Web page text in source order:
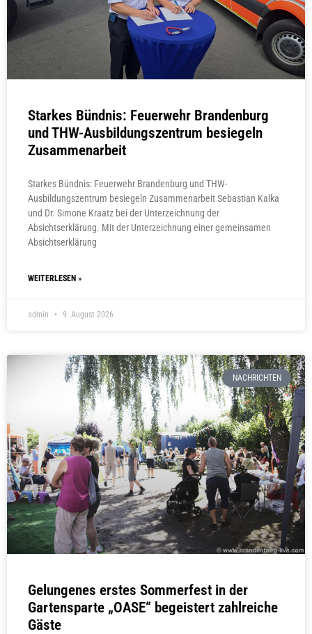
Starkes Bündnis: Feuerwehr Brandenburg
und THW-Ausbildungszentrum besiegeln
Zusammenarbeit
Starkes Bündnis: Feuerwehr Brandenburg und THW-
Ausbildungszentrum besiegeln Zusammenarbeit Sebastian Kalka
und Dr. Simone Kraatz bei der Unterzeichnung der
Absichtserklärung. Mit der Unterzeichnung einer gemeinsamen
Absichtserklärung
WEITERLESEN »
admin 9. August 2026
NACHRICHTEN
Gelungenes erstes Sommerfest in der
Gartensparte „OASE“ begeistert zahlreiche
Gäste